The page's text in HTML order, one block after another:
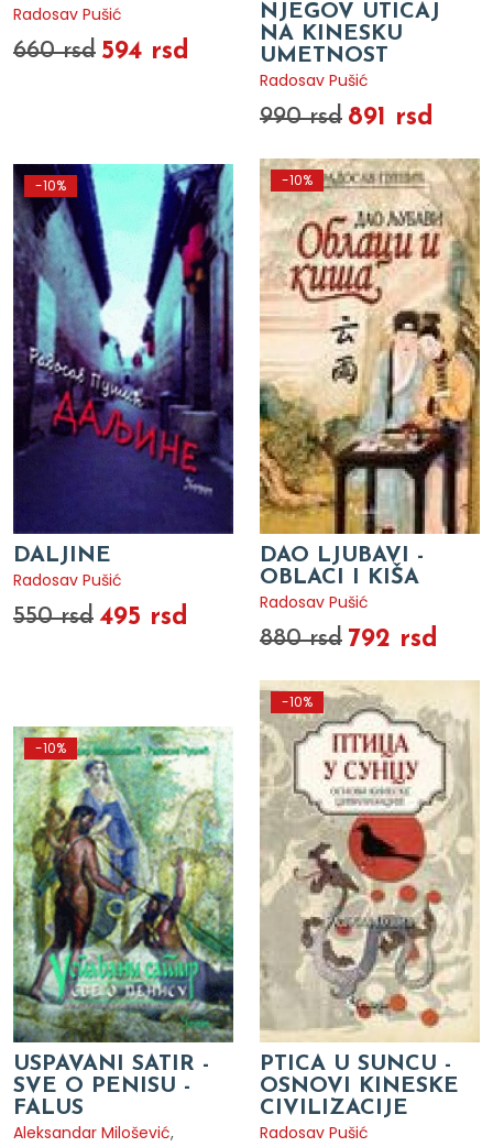
Radosav Pušić
660 rsd 594 rsd
NJEGOV UTICAJ
NA KINESKU
UMETNOST
Radosav Pušić
990 rsd 891 rsd
-10%
DALJINE
Radosav Pušić
550 rsd 495 rsd
-10%
DAO LJUBAVI -
OBLACI I KIŠA
Radosav Pušić
880 rsd 792 rsd
-10%
USPAVANI SATIR -
SVE O PENISU -
FALUS
Aleksandar Milošević,
-10%
PTICA U SUNCU -
OSNOVI KINESKE
CIVILIZACIJE
Radosav Pušić